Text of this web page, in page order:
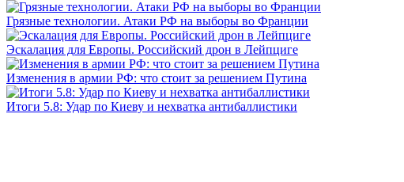
Грязные технологии. Атаки РФ на выборы во Франции
Эскалация для Европы. Российский дрон в Лейпциге
Изменения в армии РФ: что стоит за решением Путина
Итоги 5.8: Удар по Киеву и нехватка антибаллистики